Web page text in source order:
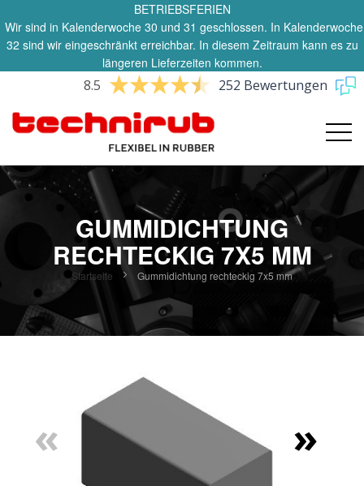
BETRIEBSFERIEN
Wir sind in Kalenderwoche 30 und 31 geschlossen. In Kalenderwoche
32 sind wir eingeschränkt erreichbar. In diesem Zeitraum kann es zu
längeren Lieferzeiten kommen.
8.5 252 Bewertungen
GUMMIDICHTUNG
RECHTECKIG 7X5 MM
Startseite Gummidichtung rechteckig 7x5 mm
Bildgalerie
springen
« »